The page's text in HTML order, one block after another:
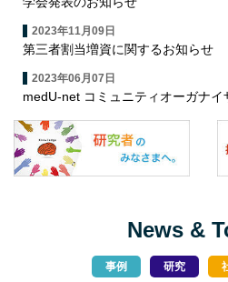
2023年11月09日
第三者割当増資に関するお知らせ
2023年06月07日
medU-net コミュニティオーガナ
News &
事例 研究